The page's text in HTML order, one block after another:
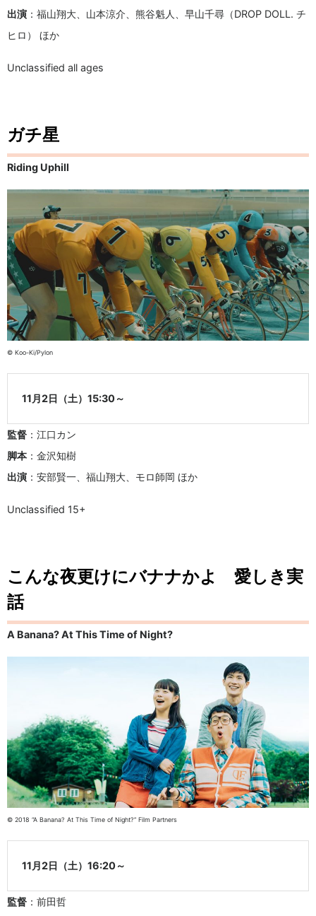
出演 ：福山翔大、山本涼介、熊谷魁人、早山千尋（DROP DOLL. チ
ヒロ） ほか
Unclassified all ages
ガチ星
Riding Uphill
© Koo-Ki/Pylon
11月2日（土）15:30～
監督 ：江口カン
脚本：金沢知樹
出演 ：安部賢一、福山翔大、モロ師岡 ほか
Unclassified 15+
こんな夜更けにバナナかよ 愛しき実
話
A Banana? At This Time of Night?
© 2018 “A Banana? At This Time of Night?” Film Partners
11月2日（土）16:20～
監督 ：前田哲